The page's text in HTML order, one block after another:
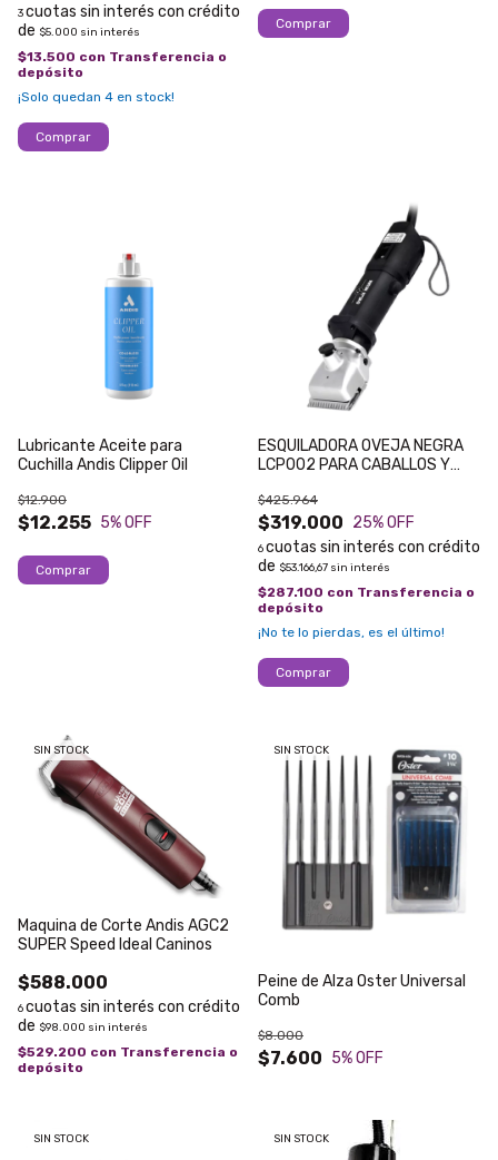
3
$5.000 sin interés
$13.500 con Transferencia o
depósito
¡Solo quedan 4 en stock!
Lubricante Aceite para
Cuchilla Andis Clipper Oil
$12.255
$12.900
5% OFF
ESQUILADORA OVEJA NEGRA
LCP002 PARA CABALLOS Y
$319.000
$425.964
25% OFF
6
$53.166,67 sin interés
$287.100 con Transferencia o
depósito
¡No te lo pierdas, es el último!
SIN STOCK
Maquina de Corte Andis AGC2
SUPER Speed Ideal Caninos
$588.000
6
$98.000 sin interés
$529.200 con Transferencia o
depósito
SIN STOCK
Peine de Alza Oster Universal
Comb
$7.600
$8.000
5% OFF
SIN STOCK SIN STOCK